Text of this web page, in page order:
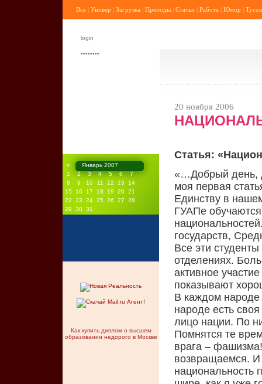
Всё | Универ | Загрузка | Преподы | Статьи | Работа | Юмор |
«
Январь 2007
1
2 3 4 5 6
7
8
9 10 11 12 13
14
15
16 17 18 19 20 21
22
23 24 25 26 27
28
29
30 31
Как купить диплом о высшем
образовании недорого в Москве
20 ноября 2006
Статья:
«…Добрый день,
моя первая
Единству в
ГУАПе
государств,
Все эти
отделениях.
активное
показывают
В каждом народе
народе есть
лицо нации. По
Помнятся те
врага –
возвращаемся. И
национальность